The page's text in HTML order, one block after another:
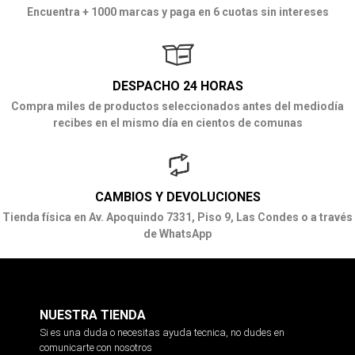
Encuentra + 1000 marcas y paga en 6 cuotas sin intereses
DESPACHO 24 HORAS
Compra miles de productos seleccionados antes del mediodía
recibes en el mismo día en cientos de comunas
CAMBIOS Y DEVOLUCIONES
Tienda física en Av. Apoquindo 7331, Piso 9, Las Condes o a través
de WhatsApp
NUESTRA TIENDA
Si es una duda o necesitas ayuda tecnica, no dudes en
comunicarte con nosotros